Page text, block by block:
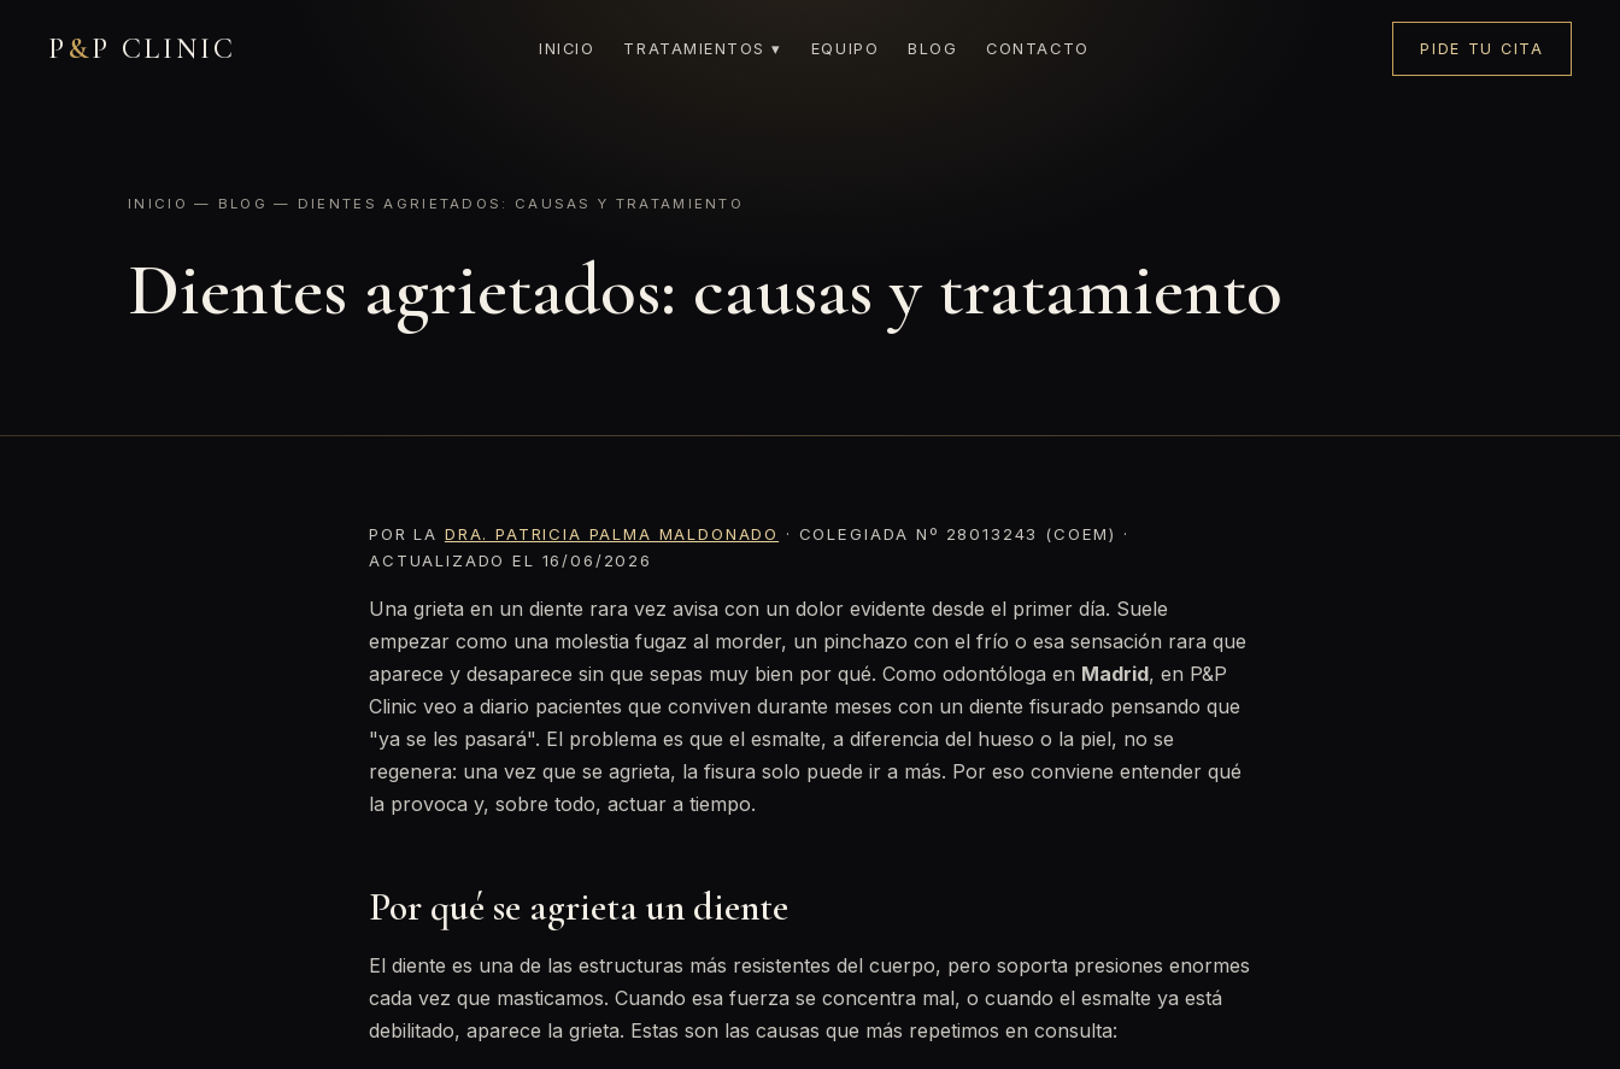
P &P CLINIC INICIO TRATAMIENTOS ▾ EQUIPO BLOG CONTACTO PIDE TU CITA
INICIO — BLOG — DIENTES AGRIETADOS: CAUSAS Y TRATAMIENTO
Dientes agrietados: causas y tratamiento
POR LA DRA. PATRICIA PALMA MALDONADO
· COLEGIADA Nº 28013243 (COEM) ·
ACTUALIZADO EL 16/06/2026
Una grieta en un diente rara vez avisa con un dolor evidente desde el primer día. Suele
empezar como una molestia fugaz al morder, un pinchazo con el frío o esa sensación rara que
aparece y desaparece sin que sepas muy bien por qué. Como odontóloga en Madrid, en P&P
Clinic veo a diario pacientes que conviven durante meses con un diente fisurado pensando que
"ya se les pasará". El problema es que el esmalte, a diferencia del hueso o la piel, no se
regenera: una vez que se agrieta, la fisura solo puede ir a más. Por eso conviene entender qué
la provoca y, sobre todo, actuar a tiempo.
Por qué se agrieta un diente
El diente es una de las estructuras más resistentes del cuerpo, pero soporta presiones enormes
cada vez que masticamos. Cuando esa fuerza se concentra mal, o cuando el esmalte ya está
debilitado, aparece la grieta. Estas son las causas que más repetimos en consulta: